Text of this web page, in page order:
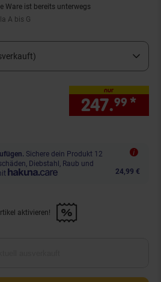
Ware ist bereits unterwegs
A bis G
A bis G
nur
247.99 *
Sichere dein Produkt 12
Diebstahl, Raub und
24,99 €
diesen Artikel aktivieren!" anwenden
aktivieren!